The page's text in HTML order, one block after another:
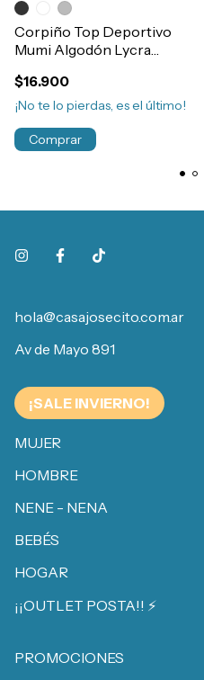
Corpiño Top Deportivo
Mumi Algodón Lycra
Art.2004
$16.900
¡No te lo pierdas, es el último!
Comprar
hola@casajosecito.com.ar
Av de Mayo 891
¡SALE INVIERNO!
MUJER
HOMBRE
NENE - NENA
BEBÉS
HOGAR
¡¡OUTLET POSTA!! ⚡️
PROMOCIONES